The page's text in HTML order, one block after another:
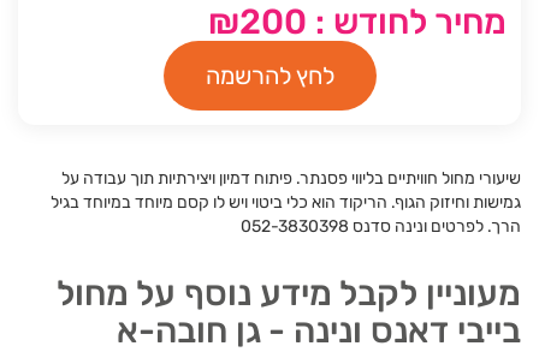
מחיר לחודש : ₪200
לחץ להרשמה
שיעורי מחול חוויתיים בליווי פסנתר. פיתוח דמיון ויצירתיות תוך עבודה על
גמישות וחיזוק הגוף. הריקוד הוא כלי ביטוי ויש לו קסם מיוחד במיוחד בגיל
הרך. לפרטים ונינה סדנס 052-3830398
מעוניין לקבל מידע נוסף על מחול
בייבי דאנס ונינה - גן חובה-א